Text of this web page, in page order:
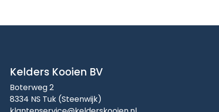
Kelders Kooien BV
Boterweg 2
8334 NS Tuk (Steenwijk)